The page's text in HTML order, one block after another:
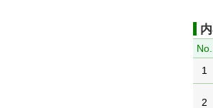
No.
1
2